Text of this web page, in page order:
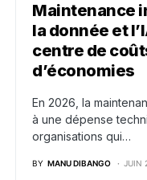
Maintenance
la donnée et
centre de
d’économies
En 2026, la
à une dépense
organisations qui…
BY MANU DIBANGO JUIN